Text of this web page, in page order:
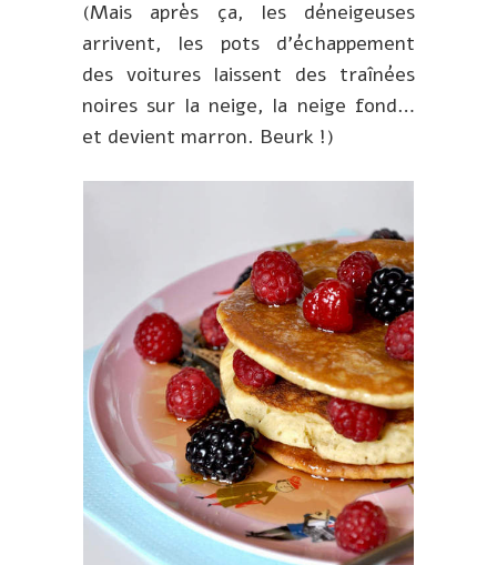
(Mais après ça, les déneigeuses
arrivent, les pots d’échappement
des voitures laissent des traînées
noires sur la neige, la neige fond…
et devient marron. Beurk !)